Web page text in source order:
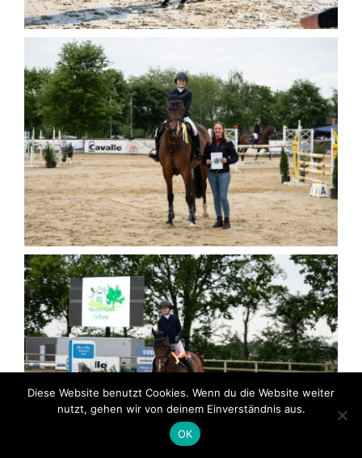
Diese Website benutzt Cookies. Wenn du die Website weiter
nutzt, gehen wir von deinem Einverständnis aus.
OK